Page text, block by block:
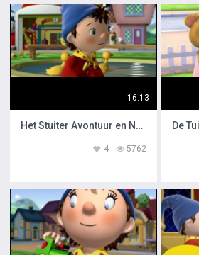
16:13
Het Stuiter Avontuur en Noddy de Grapjas
5762
4
De